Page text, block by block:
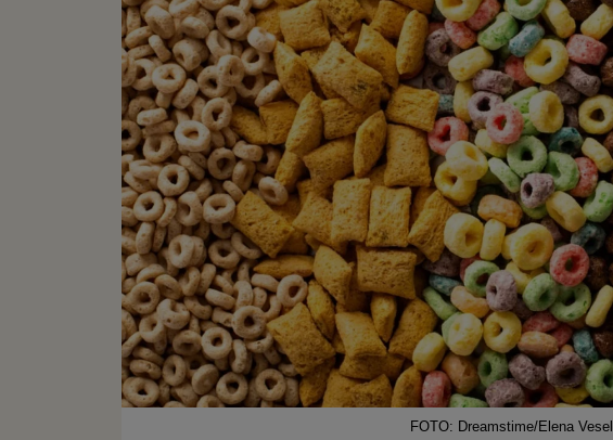
FOTO: Dreamstime/Elena